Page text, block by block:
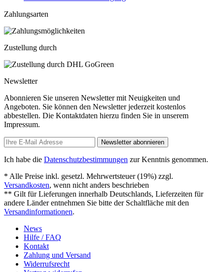
Zahlungsarten
Zustellung durch
Newsletter
Abonnieren Sie unseren Newsletter mit Neuigkeiten und
Angeboten. Sie können den Newsletter jederzeit kostenlos
abbestellen. Die Kontaktdaten hierzu finden Sie in unserem
Impressum.
Newsletter abonnieren
Ich habe die Datenschutzbestimmungen zur Kenntnis genommen.
* Alle Preise inkl. gesetzl. Mehrwertsteuer (19%) zzgl.
Versandkosten, wenn nicht anders beschrieben
** Gilt für Lieferungen innerhalb Deutschlands, Lieferzeiten für
andere Länder entnehmen Sie bitte der Schaltfläche mit den
Versandinformationen.
News
Hilfe / FAQ
Kontakt
Zahlung und Versand
Widerrufsrecht